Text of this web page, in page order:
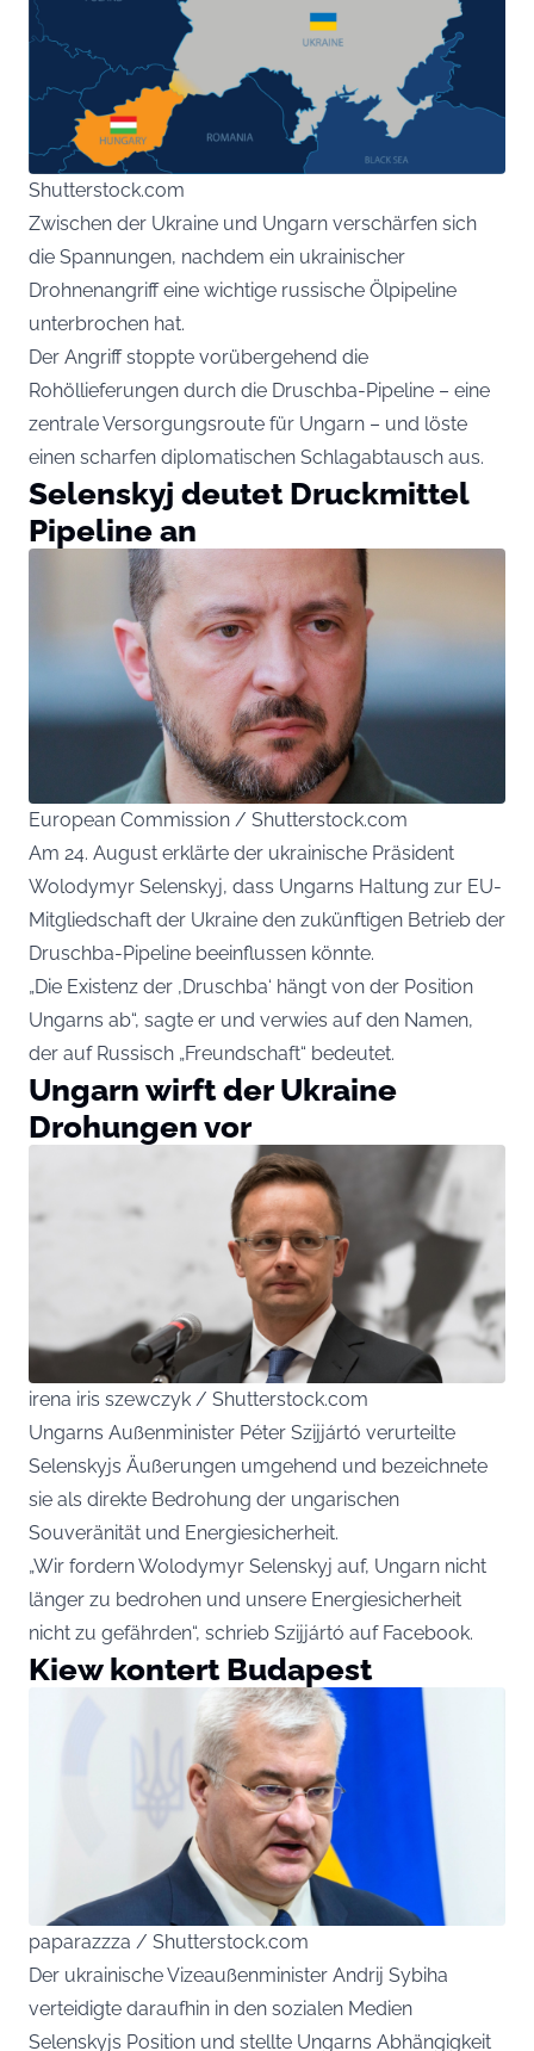
Shutterstock.com
Zwischen der Ukraine und Ungarn verschärfen sich
die Spannungen, nachdem ein ukrainischer
Drohnenangriff eine wichtige russische Ölpipeline
unterbrochen hat.
Der Angriff stoppte vorübergehend die
Rohöllieferungen durch die Druschba-Pipeline – eine
zentrale Versorgungsroute für Ungarn – und löste
einen scharfen diplomatischen Schlagabtausch aus.
Selenskyj deutet Druckmittel
Pipeline an
European Commission / Shutterstock.com
Am 24. August erklärte der ukrainische Präsident
Wolodymyr Selenskyj, dass Ungarns Haltung zur EU-
Mitgliedschaft der Ukraine den zukünftigen Betrieb der
Druschba-Pipeline beeinflussen könnte.
„Die Existenz der ‚Druschba‘ hängt von der Position
Ungarns ab“, sagte er und verwies auf den Namen,
der auf Russisch „Freundschaft“ bedeutet.
Ungarn wirft der Ukraine
Drohungen vor
irena iris szewczyk / Shutterstock.com
Ungarns Außenminister Péter Szijjártó verurteilte
Selenskyjs Äußerungen umgehend und bezeichnete
sie als direkte Bedrohung der ungarischen
Souveränität und Energiesicherheit.
„Wir fordern Wolodymyr Selenskyj auf, Ungarn nicht
länger zu bedrohen und unsere Energiesicherheit
nicht zu gefährden“, schrieb Szijjártó auf Facebook.
Kiew kontert Budapest
paparazzza / Shutterstock.com
Der ukrainische Vizeaußenminister Andrij Sybiha
verteidigte daraufhin in den sozialen Medien
Selenskyjs Position und stellte Ungarns Abhängigkeit